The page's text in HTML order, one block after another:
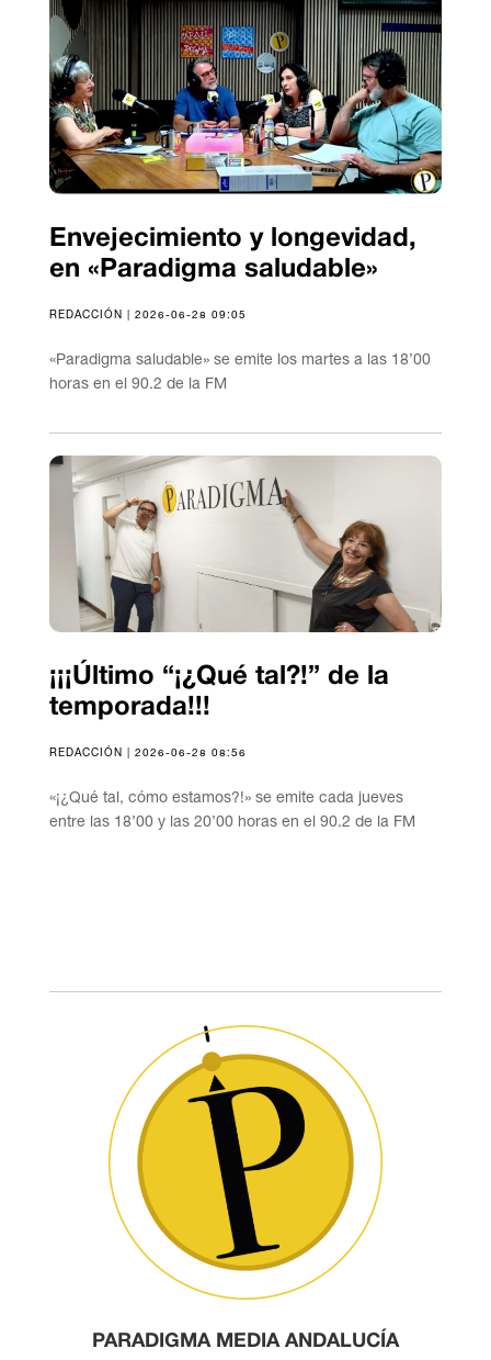
Envejecimiento y longevidad,
en «Paradigma saludable»
REDACCIÓN | 2026-06-28 09:05
«Paradigma saludable» se emite los martes a las 18’00
horas en el 90.2 de la FM
¡¡¡Último “¡¿Qué tal?!” de la
temporada!!!
REDACCIÓN | 2026-06-28 08:56
«¡¿Qué tal, cómo estamos?!» se emite cada jueves
entre las 18’00 y las 20’00 horas en el 90.2 de la FM
PARADIGMA MEDIA ANDALUCÍA